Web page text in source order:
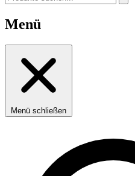
Menü
Menü schließen